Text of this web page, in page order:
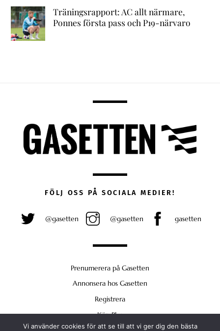
Träningsrapport: AC allt närmare,
Ponnes första pass och P19-närvaro
FÖLJ OSS PÅ SOCIALA MEDIER!
@gasetten @gasetten gasetten
Prenumerera på Gasetten
Annonsera hos Gasetten
Registrera
Köp Plus
Vi använder cookies för att se till att vi ger dig den bästa